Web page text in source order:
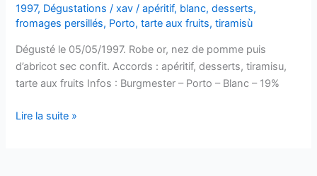
Martin
1997, Dégustations /xav /apéritif, blanc,desserts,
fromages persillés, Porto,tarte aux fruits,tiramisù
Dégusté le 05/05/1997. Robe or, nez de pomme puis
d’abricot sec confit. Accords : apéritif, desserts, tiramisu,
tarte aux fruits Infos : Burgmester – Porto – Blanc – 19%
Porto
Lire la suite »